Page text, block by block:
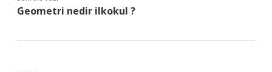
Geometri nedir ilkokul ?